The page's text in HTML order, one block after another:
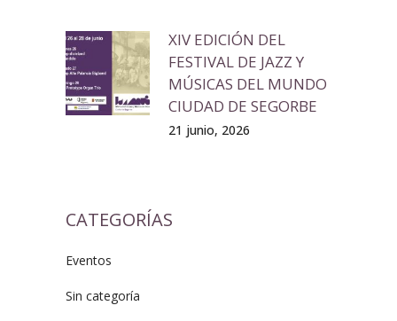
XIV EDICIÓN DEL
FESTIVAL DE JAZZ Y
MÚSICAS DEL MUNDO
CIUDAD DE SEGORBE
21 junio, 2026
CATEGORÍAS
Eventos
Sin categoría